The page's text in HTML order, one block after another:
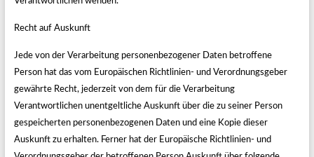
Recht auf Auskunft
Jede von der Verarbeitung personenbezogener Daten betroffene
Person hat das vom Europäischen Richtlinien- und Verordnungsgeber
gewährte Recht, jederzeit von dem für die Verarbeitung
Verantwortlichen unentgeltliche Auskunft über die zu seiner Person
gespeicherten personenbezogenen Daten und eine Kopie dieser
Auskunft zu erhalten. Ferner hat der Europäische Richtlinien- und